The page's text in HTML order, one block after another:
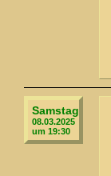
Samstag
08.03.2025
um 19:30